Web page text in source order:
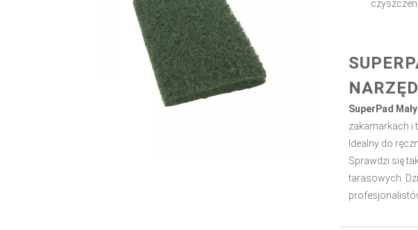
SuperPad
zakamarkach i
Idealny do
Sprawdzi się
tarasowych.